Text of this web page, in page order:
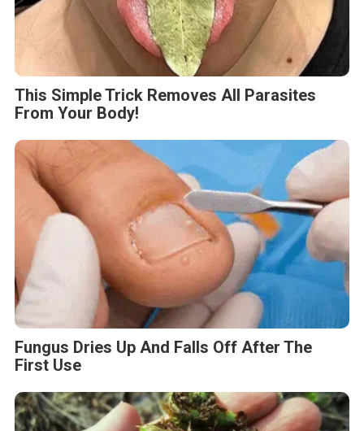
This Simple Trick Removes All Parasites
From Your Body!
Fungus Dries Up And Falls Off After The
First Use